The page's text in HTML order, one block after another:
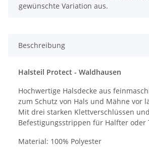
gewünschte Variation aus.
Beschreibung
Halsteil Protect - Waldhausen
Hochwertige Halsdecke aus
zum Schutz von Hals und Mähne vor
Mit drei starken Klettverschlüssen und
Befestigungsstrippen für Halfter oder
Material: 100% Polyester